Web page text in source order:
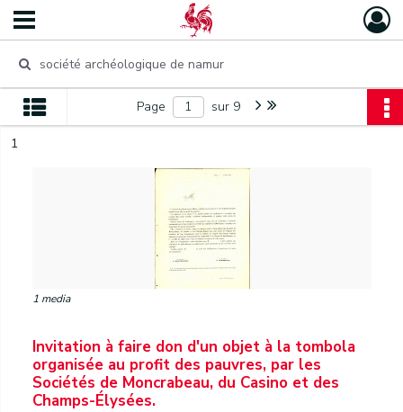
Page sur 9
1
1 media
Invitation à faire don d'un objet à la tombola
organisée au profit des pauvres, par les
Sociétés de Moncrabeau, du Casino et des
Champs-Élysées.